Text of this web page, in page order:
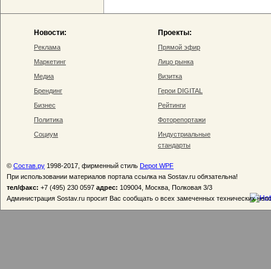
Новости:
Реклама
Маркетинг
Медиа
Брендинг
Бизнес
Политика
Социум
Проекты:
Прямой эфир
Лицо рынка
Визитка
Герои DIGITAL
Рейтинги
Фоторепортажи
Индустриальные
стандарты
© Состав.ру 1998-2017, фирменный стиль Depot WPF
При использовании материалов портала ссылка на Sostav.ru обязательна!
тел/факс: +7 (495) 230 0597 адрес: 109004, Москва, Полковая 3/3
Администрация Sostav.ru просит Вас сообщать о всех замеченных технических